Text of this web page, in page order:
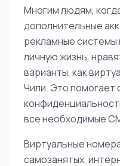
Многим людям,
дополнительные
рекламные
личную жизнь,
варианты, как
Чили. Это помогает
все необходимые
Виртуальные
самозанятых,